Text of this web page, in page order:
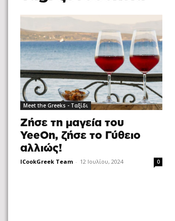
Meet the Greeks - Ταξίδι
Ζήσε τη μαγεία του
YeeOn, ζήσε το Γύθειο
αλλιώς!
ICookGreek Team - 12 Ιουλίου, 2024 0